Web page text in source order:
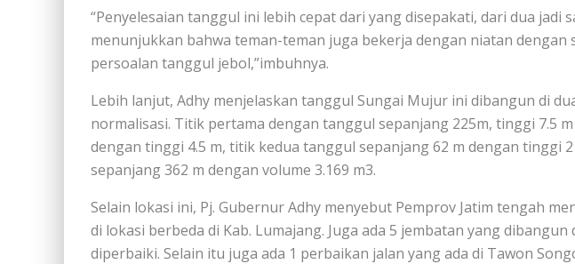
“Penyelesaian tanggul ini lebih cepat dari yang disepakati, dari dua jadi
menunjukkan bahwa teman-teman juga bekerja dengan niatan dengan
persoalan tanggul jebol,”imbuhnya.
Lebih lanjut, Adhy menjelaskan tanggul Sungai Mujur ini dibangun di
normalisasi. Titik pertama dengan tanggul sepanjang 225m, tinggi 7.5
dengan tinggi 4.5 m, titik kedua tanggul sepanjang 62 m dengan tinggi
sepanjang 362 m dengan volume 3.169 m3.
Selain lokasi ini, Pj. Gubernur Adhy menyebut Pemprov Jatim tengah
di lokasi berbeda di Kab. Lumajang. Juga ada 5 jembatan yang
diperbaiki. Selain itu juga ada 1 perbaikan jalan yang ada di Tawon